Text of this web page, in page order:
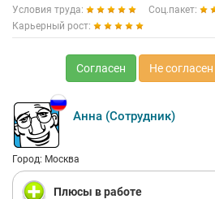
Условия труда:
Соц.пакет:
Карьерный рост:
Согласен Не согласен
Анна (Сотрудник)
Город: Москва
Плюсы в работе